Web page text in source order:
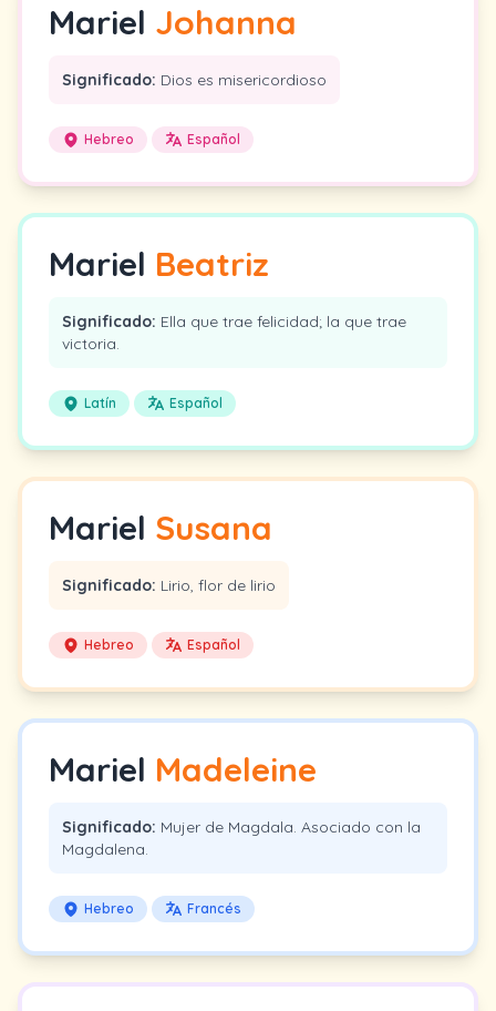
Mariel Johanna
Significado: Dios es misericordioso
Hebreo Español
Mariel Beatriz
Significado: Ella que trae felicidad; la que trae
victoria.
Latín Español
Mariel Susana
Significado: Lirio, flor de lirio
Hebreo Español
Mariel Madeleine
Significado: Mujer de Magdala. Asociado con la
Magdalena.
Hebreo Francés